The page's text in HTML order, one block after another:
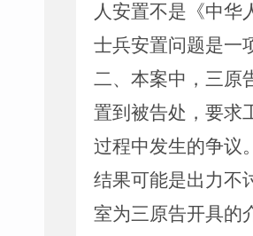
人安置不是《中华
士兵安置问题是一
二、本案中，三原
置到被告处，要求
过程中发生的争议
结果可能是出力不
室为三原告开具的